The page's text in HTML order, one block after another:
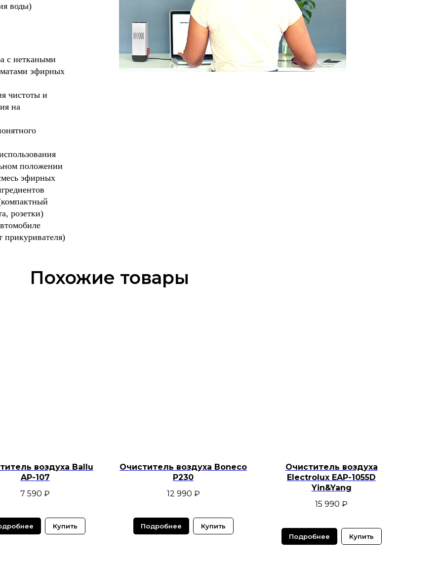
воды)
с неткаными
эфирных
чистоты и
на
положении
эфирных
розетки)
прикуривателя)
Похожие товары
воздуха Ballu
AP-107
7 590 ₽
Купить
Очиститель воздуха Boneco
P230
12 990 ₽
Подробнее Купить
Очиститель воздуха
Electrolux EAP-1055D
Yin&Yang
15 990 ₽
Подробнее Купить